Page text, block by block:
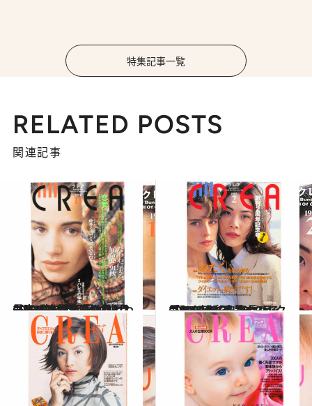
特集記事一覧
RELATED POSTS
関連記事
2025.1.13
CREA表紙プレイバック【1991年10月号～12月号】ささやかだけれど、ノーブルなこと、たわわに実る、好奇心’91秋。、ニュースが大好き
カルチャー 2025.1.23
CREA表紙プレイバック【1992年1月号～3月号】’91わたしの○と×、［おたく］をきわめる、フツーイズム宣言
カルチャー